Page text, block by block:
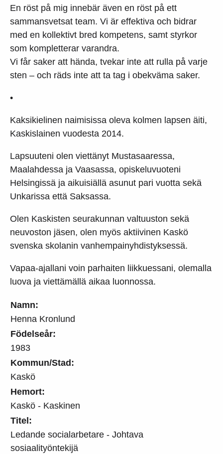
Namn:
Henna Kronlund
Födelseår:
1983
Kommun/Stad:
Kaskö
Hemort:
Kaskö - Kaskinen
Titel:
Ledande socialarbetare - Johtava
sosiaalityöntekijä
En röst på mig innebär även en röst på ett
sammansvetsat team. Vi är effektiva och bidrar
med en kollektivt bred kompetens, samt styrkor
som kompletterar varandra.
Vi får saker att hända, tvekar inte att rulla på varje
sten – och räds inte att ta tag i obekväma saker.
•
Kaksikielinen naimisissa oleva kolmen lapsen äiti,
Kaskislainen vuodesta 2014.
Lapsuuteni olen viettänyt Mustasaaressa,
Maalahdessa ja Vaasassa, opiskeluvuoteni
Helsingissä ja aikuisiällä asunut pari vuotta sekä
Unkarissa että Saksassa.
Olen Kaskisten seurakunnan valtuuston sekä
neuvoston jäsen, olen myös aktiivinen Kaskö
svenska skolanin vanhempainyhdistyksessä.
Vapaa-ajallani voin parhaiten liikkuessani, olemalla
luova ja viettämällä aikaa luonnossa.